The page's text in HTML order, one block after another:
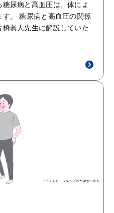
尿病と高血圧は、体によ
す。 糖尿病と高血圧の関係
眞人先生に解説していた